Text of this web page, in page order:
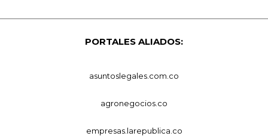
PORTALES ALIADOS:
asuntoslegales.com.co
agronegocios.co
empresas.larepublica.co